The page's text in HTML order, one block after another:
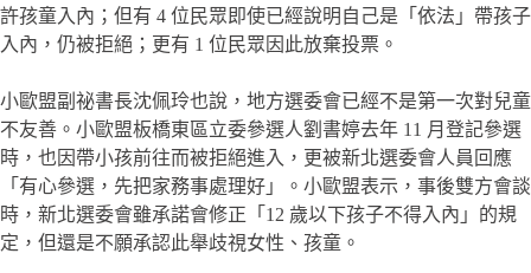
許孩童入內；但有 4 位民眾即使已經說明自己是「依法」帶孩子
入內，仍被拒絕；更有 1 位民眾因此放棄投票。
小歐盟副祕書長沈佩玲也說，地方選委會已經不是第一次對兒童
不友善。小歐盟板橋東區立委參選人劉書婷去年 11 月登記參選
時，也因帶小孩前往而被拒絕進入，更被新北選委會人員回應
「有心參選，先把家務事處理好」。小歐盟表示，事後雙方會談
時，新北選委會雖承諾會修正「12 歲以下孩子不得入內」的規
定，但還是不願承認此舉歧視女性、孩童。